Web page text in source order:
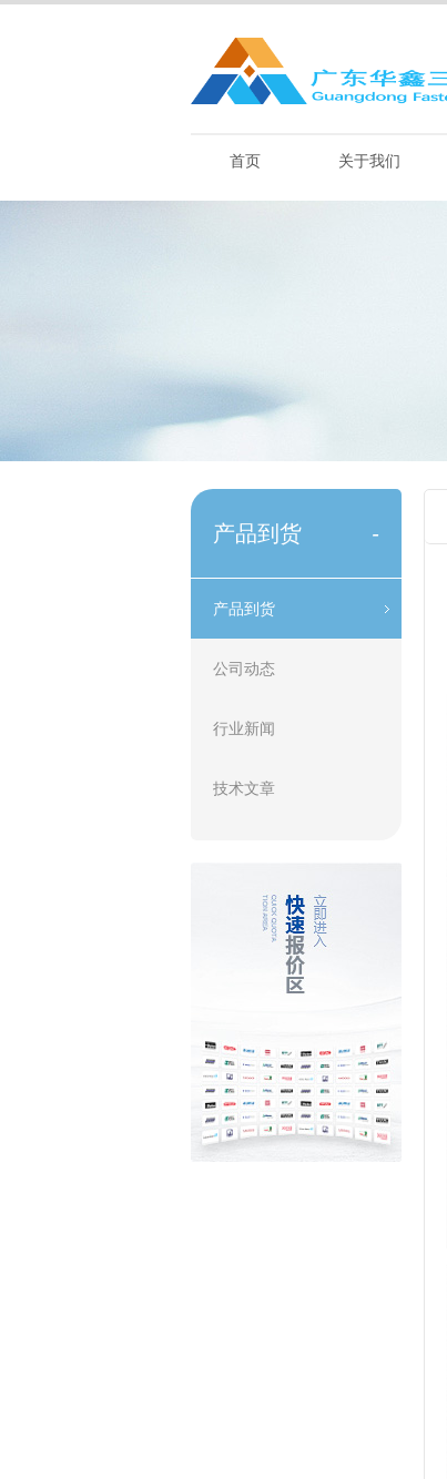
首页 关于我们
产品到货 -
产品到货
公司动态
行业新闻
技术文章